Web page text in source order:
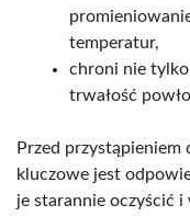
temperatur,
chroni nie tylko
trwałość
Przed przystąpieniem
kluczowe jest
je starannie oczyścić